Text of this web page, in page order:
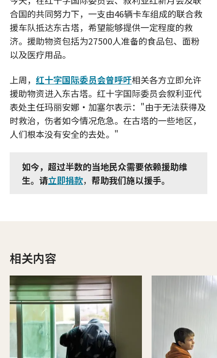
合国的共同努力下，一支由46辆卡车组成的联合救
援车队抵达东古塔，希望能够提供一定程度的救
济。援助物资包括为27500人准备的食品包、面粉
以及医疗用品。
上周， 红十字国际委员会曾呼吁相关各方立即允许
援助物资进入东古塔。红十字国际委员会叙利亚代
表处主任玛丽安娜·加塞尔表示："由于无法获得及
时救治，伤者如今情况危急。在古塔的一些地区，
人们根本没有安全的去处。"
如今，超过半数的当地民众需要依赖援助维
生。请立即捐款， 帮助我们施以援手。
相关内容